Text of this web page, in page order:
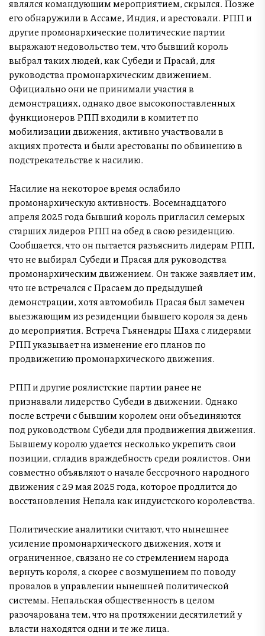
являлся командующим мероприятием, скрылся. Позже
его обнаружили в Ассаме, Индия, и арестовали. РПП и
другие промонархические политические партии
выражают недовольство тем, что бывший король
выбрал таких людей, как Субеди и Прасай, для
руководства промонархическим движением.
Официально они не принимали участия в
демонстрациях, однако двое высокопоставленных
функционеров РПП входили в комитет по
мобилизации движения, активно участвовали в
акциях протеста и были арестованы по обвинению в
подстрекательстве к насилию.
Насилие на некоторое время ослабило
промонархическую активность. Восемнадцатого
апреля 2025 года бывший король пригласил семерых
старших лидеров РПП на обед в свою резиденцию.
Сообщается, что он пытается разъяснить лидерам РПП,
что не выбирал Субеди и Прасая для руководства
промонархическим движением. Он также заявляет им,
что не встречался с Прасаем до предыдущей
демонстрации, хотя автомобиль Прасая был замечен
выезжающим из резиденции бывшего короля за день
до мероприятия. Встреча Гьянендры Шаха с лидерами
РПП указывает на изменение его планов по
продвижению промонархического движения.
РПП и другие роялистские партии ранее не
признавали лидерство Субеди в движении. Однако
после встречи с бывшим королем они объединяются
под руководством Субеди для продвижения движения.
Бывшему королю удается несколько укрепить свои
позиции, сгладив враждебность среди роялистов. Они
совместно объявляют о начале бессрочного народного
движения с 29 мая 2025 года, которое продлится до
восстановления Непала как индуистского королевства.
Политические аналитики считают, что нынешнее
усиление промонархического движения, хотя и
ограниченное, связано не со стремлением народа
вернуть короля, а скорее с возмущением по поводу
провалов в управлении нынешней политической
системы. Непальская общественность в целом
разочарована тем, что на протяжении десятилетий у
власти находятся одни и те же лица.